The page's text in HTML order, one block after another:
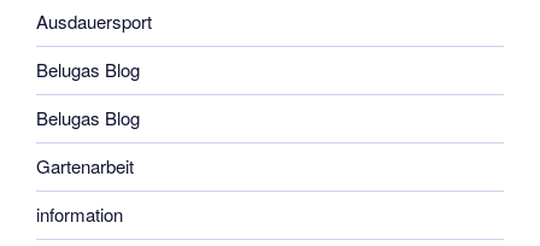
Ausdauersport
Belugas Blog
Belugas Blog
Gartenarbeit
information